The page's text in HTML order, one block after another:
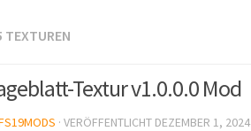
TEXTUREN
Textur v1.0.0.0 Mod
· VERÖFFENTLICHT DEZEMBER 1, 2024